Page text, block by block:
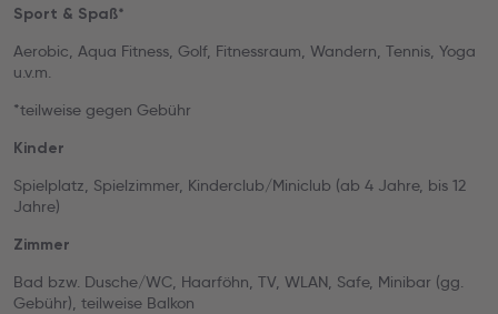
Sport & Spaß*
Aerobic, Aqua Fitness, Golf, Fitnessraum, Wandern, Tennis, Yoga
u.v.m.
*teilweise gegen Gebühr
Kinder
Spielplatz, Spielzimmer, Kinderclub/Miniclub (ab 4 Jahre, bis 12
Jahre)
Zimmer
Bad bzw. Dusche/WC, Haarföhn, TV, WLAN, Safe, Minibar (gg.
Gebühr), teilweise Balkon